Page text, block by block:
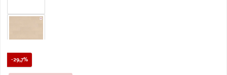
-29,7%Rabatt